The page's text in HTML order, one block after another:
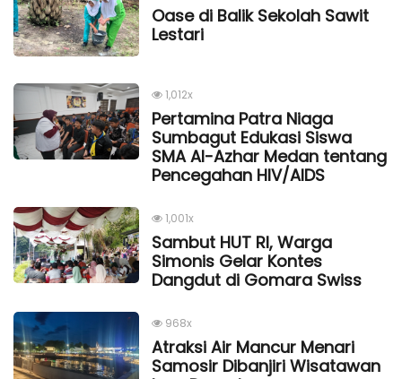
Oase di Balik Sekolah Sawit
Lestari
1,012x
Pertamina Patra Niaga
Sumbagut Edukasi Siswa
SMA Al-Azhar Medan tentang
Pencegahan HIV/AIDS
1,001x
Sambut HUT RI, Warga
Simonis Gelar Kontes
Dangdut di Gomara Swiss
968x
Atraksi Air Mancur Menari
Samosir Dibanjiri Wisatawan